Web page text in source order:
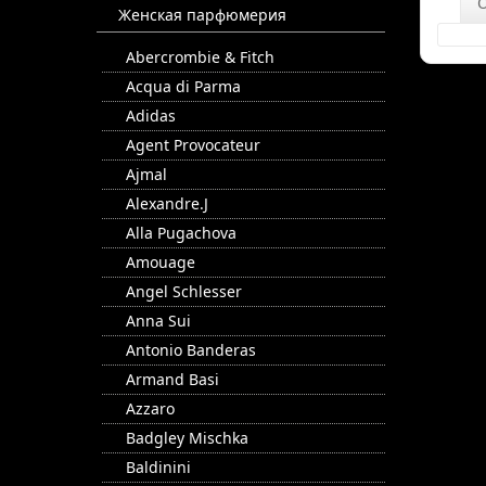
Женская парфюмерия
Abercrombie & Fitch
Acqua di Parma
Adidas
Agent Provocateur
Ajmal
Alexandre.J
Alla Pugachova
Amouage
Angel Schlesser
Anna Sui
Antonio Banderas
Armand Basi
Azzaro
Badgley Mischka
Baldinini